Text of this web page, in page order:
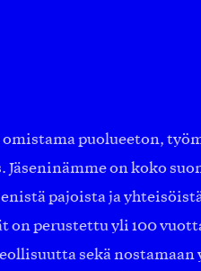
omistama puolueeton,
on koko
pajoista ja
on perustettu yli 100
sekä nostamaan